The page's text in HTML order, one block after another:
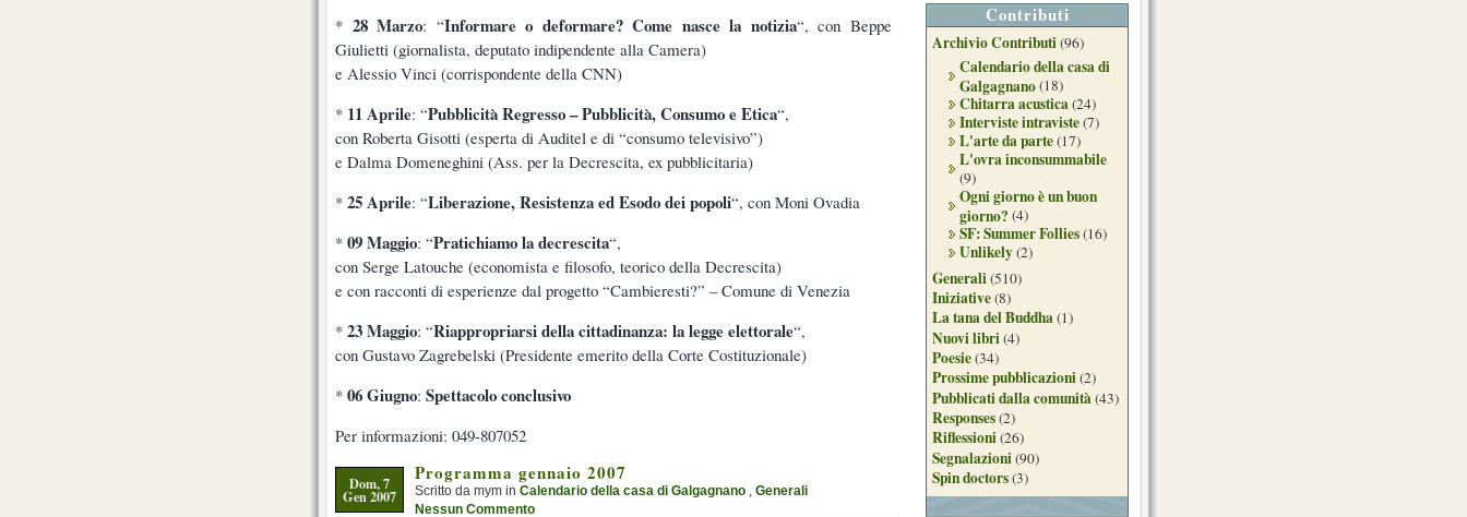
* 28 Marzo: “Informare o deformare? Come nasce la notizia“, con Beppe
Giulietti (giornalista, deputato indipendente alla Camera)
e Alessio Vinci (corrispondente della CNN)
* 11 Aprile: “Pubblicità Regresso – Pubblicità, Consumo e Etica“,
con Roberta Gisotti (esperta di Auditel e di “consumo televisivo”)
e Dalma Domeneghini (Ass. per la Decrescita, ex pubblicitaria)
* 25 Aprile: “Liberazione, Resistenza ed Esodo dei popoli“, con Moni Ovadia
* 09 Maggio: “Pratichiamo la decrescita“,
con Serge Latouche (economista e filosofo, teorico della Decrescita)
e con racconti di esperienze dal progetto “Cambieresti?” – Comune di Venezia
* 23 Maggio: “Riappropriarsi della cittadinanza: la legge elettorale“,
con Gustavo Zagrebelski (Presidente emerito della Corte Costituzionale)
* 06 Giugno: Spettacolo conclusivo
Per informazioni: 049-807052
Dom, 7
Gen 2007
Programma gennaio 2007
Scritto da mym in Calendario della casa di Galgagnano
Generali
Nessun Commento
Contributi
Archivio Contributi(96)
Calendario della casa di
Galgagnano(18)
Chitarra acustica(24)
Interviste intraviste(7)
L'arte da parte(17)
L'ovra inconsummabile
(9)
Ogni giorno è un buon
giorno? (4)
SF: Summer Follies(16)
Unlikely(2)
Generali(510)
Iniziative(8)
La tana del Buddha(1)
Nuovi libri(4)
Poesie(34)
Prossime pubblicazioni(2)
Pubblicati dalla comunità(43)
Responses(2)
Riflessioni(26)
Segnalazioni(90)
Spin doctors(3)